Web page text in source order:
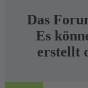
Das
Es
erstellt